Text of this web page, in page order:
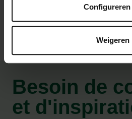
Configureren
Weigeren
Besoin de
et